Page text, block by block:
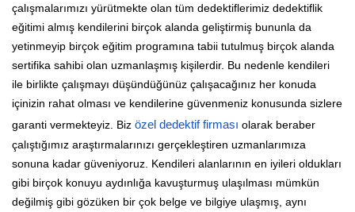
çalışmalarımızı yürütmekte olan tüm dedektiflerimiz dedektiflik
eğitimi almış kendilerini birçok alanda geliştirmiş bununla da
yetinmeyip birçok eğitim programına tabii tutulmuş birçok alanda
sertifika sahibi olan uzmanlaşmış kişilerdir. Bu nedenle kendileri
ile birlikte çalışmayı düşündüğünüz çalışacağınız her konuda
içinizin rahat olması ve kendilerine güvenmeniz konusunda sizlere
garanti vermekteyiz. Biz özel dedektif firması olarak beraber
çalıştığımız araştırmalarınızı gerçekleştiren uzmanlarımıza
sonuna kadar güveniyoruz. Kendileri alanlarının en iyileri oldukları
gibi birçok konuyu aydınlığa kavuşturmuş ulaşılması mümkün
değilmiş gibi gözüken bir çok belge ve bilgiye ulaşmış, aynı